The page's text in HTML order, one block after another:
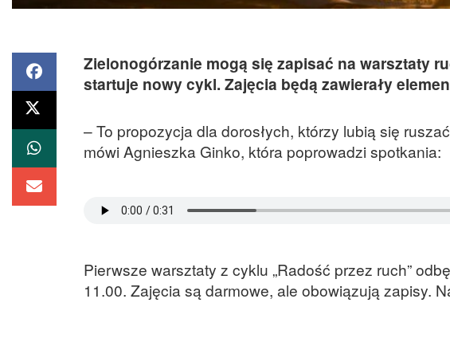
Zielonogórzanie mogą się zapisać na warsztaty
startuje nowy cykl. Zajęcia będą zawierały
– To propozycja dla dorosłych, którzy lubią się
mówi Agnieszka Ginko, która poprowadzi spotkania:
Pierwsze warsztaty z cyklu „Radość przez ruch”
11.00. Zajęcia są darmowe, ale obowiązują zapisy.